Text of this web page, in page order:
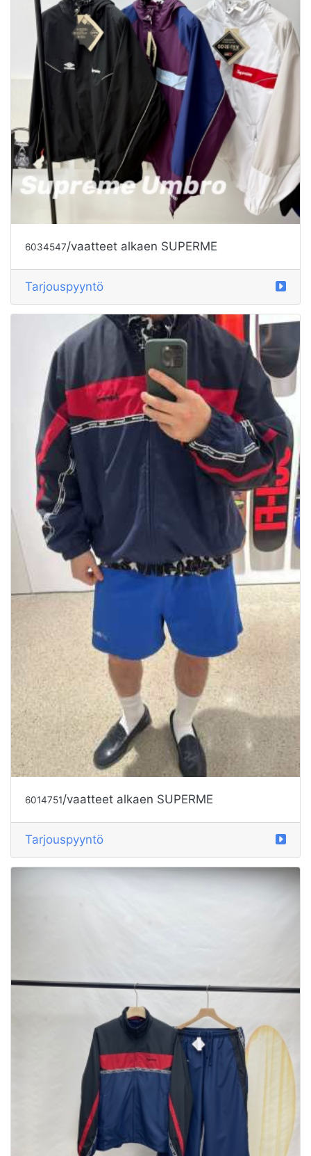
6034547/vaatteet alkaen SUPERME
Tarjouspyyntö
6014751/vaatteet alkaen SUPERME
Tarjouspyyntö